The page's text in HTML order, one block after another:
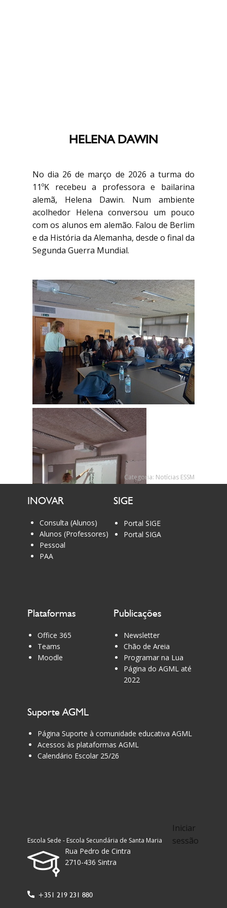
HELENA DAWIN
No dia 26 de março de 2026 a turma do
11ºK recebeu a professora e bailarina
alemã, Helena Dawin. Num ambiente
acolhedor Helena conversou um pouco
com os alunos em alemão. Falou de Berlim
e da História da Alemanha, desde o final da
Segunda Guerra Mundial.
Categoria: Notícias ESSM
INOVAR
Consulta (Alunos)
Alunos (Professores)
Pessoal
PAA
SIGE
Portal SIGE
Portal SIGA
Plataformas
Office 365
Teams
Moodle
Publicações
Newsletter
Chão de Areia
Programar na Lua
Página do AGML até
2022
Suporte AGML
Página Suporte à comunidade educativa AGML
Acessos às plataformas AGML
Calendário Escolar 25/26
Iniciar
sessão
Escola Sede - Escola Secundária de Santa Maria
Rua Pedro de Cintra
2710-436 Sintra
+351 219 231 880